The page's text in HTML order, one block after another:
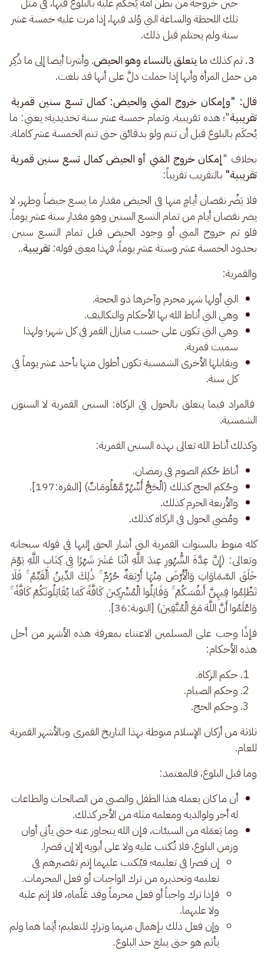
تلك اللحظة والساعة التي وُلد فيها، إذا مرت عليه خمسة عشر
سنة ولم يحتلم قبل ذلك.
3. ثم كذلك ما يتعلق بالنساء وهو الحيض. وأشرنا أيضا إلى ما ذُكِر
من حمل المرأة وأنها إذا حملت دلَّ على أنها قد بلغت.
قال: "وإمكان خروج المني والحيض: كمال تسع سنين قمرية
تقريبية"؛ هذه تقريبية. وتمام خمسة عشر سنة تحديدية؛ يعني: ما
يُحكَم بالبلوغ قبل أن تتم ولو بدقائق حتى تتم الخمسة عشر كاملة.
بخلاف "إمكان خروج المَني أو الحيض كمال تسع سنين قمرية
تقريبية" بالتقريب تقريباً:
فلا يَضُر نقصان أيامٍ منها في الحيض مقدار ما يسع حيضاً وطهر، لا
يضر نقصان أيام من تمام التسع السنين وهو مقدار ستة عشر يوماً.
فلو تم خروج المني أو وجود الحيض قبل تمام التسع سنين
بحدود الخمسة عشر وستة عشر يوماً، فهذا معنى قوله: تقريبية..
والقمرية:
التي أولها شهر محرم وآخرها ذو الحجة.
وهي التي أناط الله بها الأحكام والتكاليف.
وهي التي تكون على حسب منازل القمر في كل شهر؛ ولهذا
سميت قمرية.
ويقابلها الأخرى الشمسية تكون أطول منها بأحد عشر يوماً في
كل سنة.
فالمراد فيما يتعلق بالحول في الزكاة: السنين القمرية لا السنون
الشمسية.
وكذلك أناط الله تعالى بهذه السنين القمرية:
أناطَ حُكمَ الصوم في رمضان.
وحُكم الحج كذلك (الْحَجُّ أَشْهُرٌ مَّعْلُومَاتٌ) [البقرة:197].
والأربعة الحرم كذلك.
ومُضي الحول في الزكاة كذلك.
كله منوط بالسنوات القمرية التي أشار الحق إليها في قوله سبحانه
وتعالى: (إِنَّ عِدَّةَ الشُّهُورِ عِندَ اللَّهِ اثْنَا عَشَرَ شَهْرًا فِي كِتَابِ اللَّهِ يَوْمَ
خَلَقَ السَّمَاوَاتِ وَالْأَرْضَ مِنْهَا أَرْبَعَةٌ حُرُمٌ ۚ ذَٰلِكَ الدِّينُ الْقَيِّمُ ۚ فَلَا
تَظْلِمُوا فِيهِنَّ أَنفُسَكُمْ ۚ وَقَاتِلُوا الْمُشْرِكِينَ كَافَّةً كَمَا يُقَاتِلُونَكُمْ كَافَّةً ۚ
وَاعْلَمُوا أَنَّ اللَّهَ مَعَ الْمُتَّقِينَ) [التوبة:36].
فإذًا وجب على المسلمين الاعتناء بمعرفة هذه الأشهر من أجل
هذه الأحكام:
حكم الزكاة.
وحكم الصيام.
وحكم الحج.
ثلاثة من أركان الإسلام منوطة بهذا التاريخ القمري وبالأشهر القمرية
للعام.
وما قبل البلوغ، فالمعتمد:
أن ما كان يعمله هذا الطفل والصبي من الصالحات والطاعات
له أجر ولوالديه ومعلمه مثله من الأجر كذلك.
وما يَعمَله من السيئات، فإن الله يتجاوز عنه حتى يأتي أوان
وزمن البلوغ، فلا تُكتب عليه ولا على أبويه إلا إن قصرا.
إن قصرا في تعليمه؛ فيُكتب عليهما إثم تقصيرهم في
تعليمه وتحذيره من ترك الواجبات أو فعل المحرمات.
فإذا ترك واجباً أو فعل محرماً وقد عَلّماه، فلا إثم عليه
ولا عليهما.
وإن فعل ذلك بإهمال منهما وتركٍ للتعليم؛ أثِما هما ولم
يأثم هو حتى يبلغ حد البلوغ.